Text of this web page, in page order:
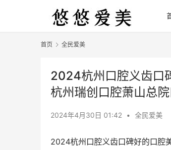
首页 全民爱美
2024杭州口腔义齿口
杭州瑞创口腔萧山总
2024年4月30日 01:42 • 全民爱美
2024杭州口腔义齿口碑好的口腔